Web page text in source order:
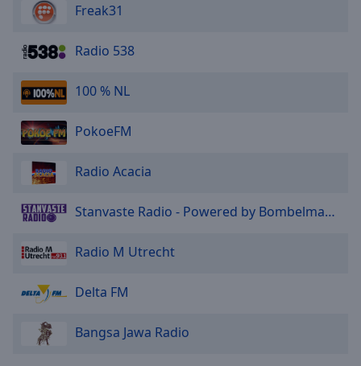
Freak31
Radio 538
100 % NL
PokoeFM
Radio Acacia
Stanvaste Radio - Powered by Bombelman.com
Radio M Utrecht
Delta FM
Bangsa Jawa Radio